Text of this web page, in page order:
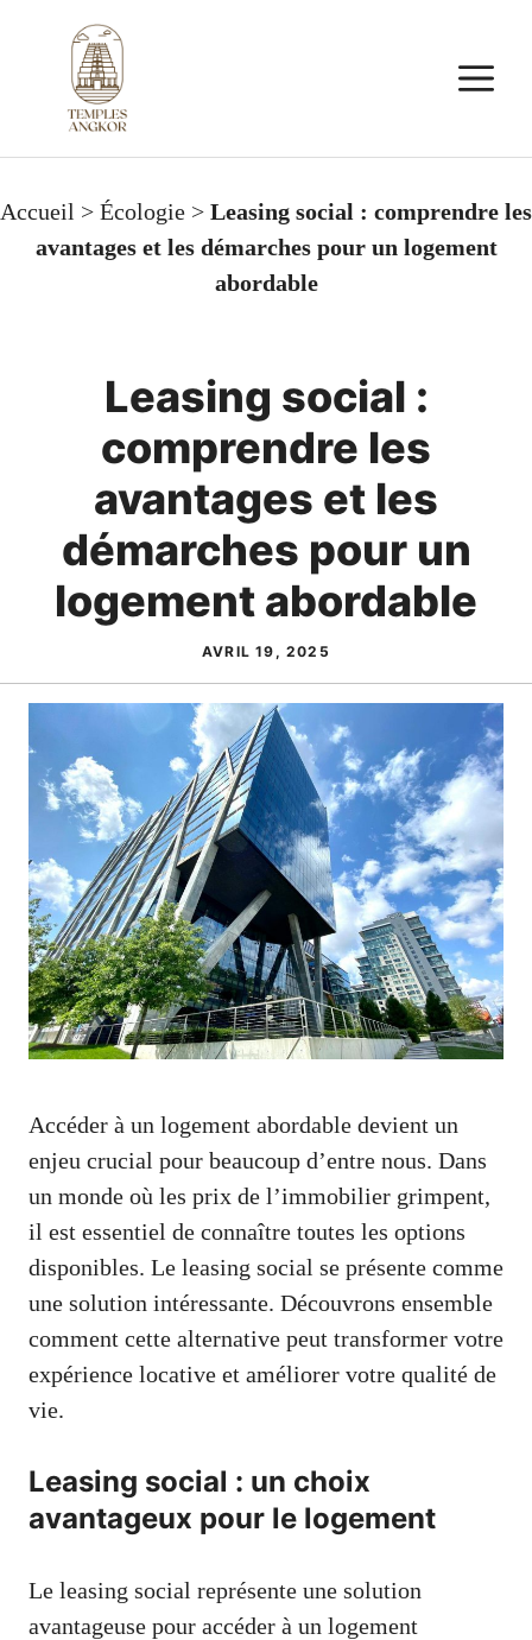
contenu
Accueil > Écologie > Leasing social : comprendre les
avantages et les démarches pour un logement
abordable
Leasing social :
comprendre les
avantages et les
démarches pour un
logement abordable
AVRIL 19, 2025
Accéder à un logement abordable devient un
enjeu crucial pour beaucoup d’entre nous. Dans
un monde où les prix de l’immobilier grimpent,
il est essentiel de connaître toutes les options
disponibles. Le leasing social se présente comme
une solution intéressante. Découvrons ensemble
comment cette alternative peut transformer votre
expérience locative et améliorer votre qualité de
vie.
Leasing social : un choix
avantageux pour le logement
Le leasing social représente une solution
avantageuse pour accéder à un logement